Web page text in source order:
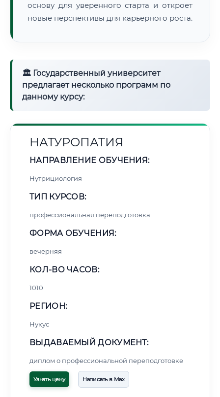
основу для уверенного старта и откроет
новые перспективы для карьерного роста.
🏛 Государственный университет
предлагает несколько программ по
данному курсу:
НАТУРОПАТИЯ
НАПРАВЛЕНИЕ ОБУЧЕНИЯ:
Нутрициология
ТИП КУРСОВ:
профессиональная переподготовка
ФОРМА ОБУЧЕНИЯ:
вечерняя
КОЛ-ВО ЧАСОВ:
1010
РЕГИОН:
Нукус
ВЫДАВАЕМЫЙ ДОКУМЕНТ:
диплом о профессиональной переподготовке
Узнать цену Написать в Max